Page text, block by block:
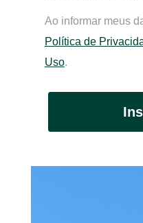
Ao informar meus
Política de
Uso.